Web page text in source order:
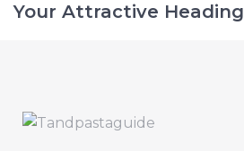
Your Attractive Heading